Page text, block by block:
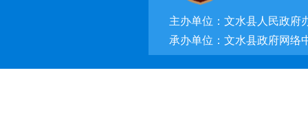
主办单位：文水县人民政府
承办单位：文水县政府网络